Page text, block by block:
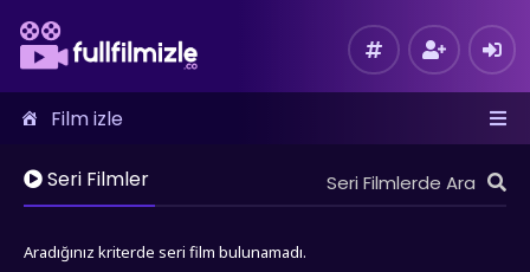
Film izle
Seri Filmler
Aradığınız kriterde seri film bulunamadı.